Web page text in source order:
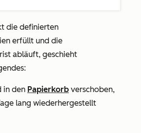
die definierten
erfüllt und die
abläuft, geschieht
in den Papierkorb verschoben,
lang wiederhergestellt